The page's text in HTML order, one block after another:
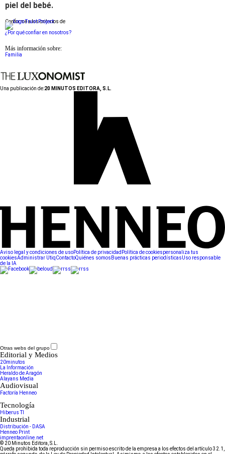
piel del bebé.
Conforme a los criterios de
¿Por qué confiar en nosotros?
Más información sobre:
Familia
Una publicación de:20 MINUTOS EDITORA, S.L.
Aviso legal y condiciones de usoPolítica de privacidad Política de cookiespersonaliza tus
cookiesAdministrar UtiqContactoQuiénes somos Buenas prácticas periodísticasUso responsable
de la IA
Otras webs del grupo
Editorial y Medios
20minutos
La Información
Heraldo de Aragón
Alayans Media
Audiovisual
Factoría Henneo
Tecnología
Hiberus TI
Industrial
Distribución - DASA
Henneo Print
imprentaonline.net
© 20 Minutos Editora, S.L.
Queda prohibida toda reproducción sin permiso escrito de la empresa a los efectos del artículo 32.1,